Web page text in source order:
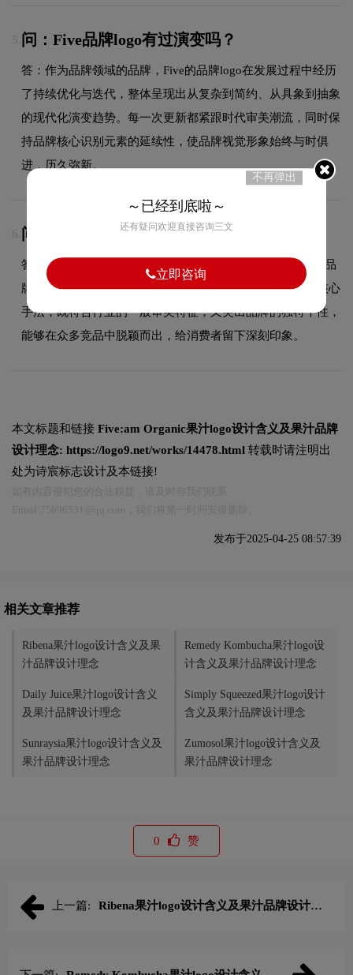
5. 问：Five品牌logo有过演变吗？
答：作为品牌领域的品牌，Five的品牌logo在发展过程中经历
了持续优化与迭代，整体呈现出从复杂到简约、从具象到抽象
的现代化演变趋势。每一次更新都紧跟时代审美潮流，同时保
持品牌核心识别元素的延续性，使品牌视觉形象始终与时俱
进，历久弥新。
6. 问：Five的品牌logo属于什么设计风格？
答：Five品牌logo整体呈现出简约的设计风格。这种风格在品
牌领域具有较好的适用性，设计师在标志中融合了简约的核心
手法，既符合行业的一般审美特征，又突出品牌的独特个性，
能够在众多竞品中脱颖而出，给消费者留下深刻印象。
本文标题和链接 Five:am Organic果汁logo设计含义及果汁品牌
设计理念: https://logo9.net/works/14478.html 转载时请注明出
处为诗宸标志设计及本链接!
发布于2025-04-25 08:57:39
相关文章推荐
Ribena果汁logo设计含义及果
汁品牌设计理念
Remedy Kombucha果汁logo设
计含义及果汁品牌设计理念
Daily Juice果汁logo设计含义
及果汁品牌设计理念
Simply Squeezed果汁logo设计
含义及果汁品牌设计理念
Sunraysia果汁logo设计含义及
果汁品牌设计理念
Zumosol果汁logo设计含义及
果汁品牌设计理念
0 赞
上一篇:
Ribena果汁logo设计含义及果汁品牌设计理
不再弹出
～已经到底啦～
还有疑问欢迎直接咨询三文
立即咨询